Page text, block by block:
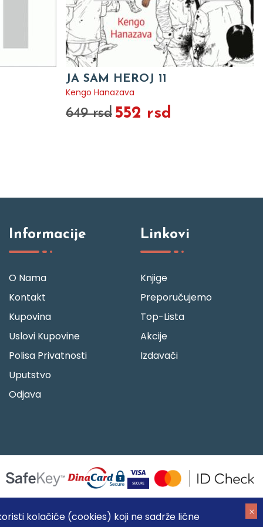
kolačiće (cookies) koji ne sadrže lične
JA SAM HEROJ 11
Kengo Hanazava
649 rsd 552 rsd
Informacije
O Nama
Kontakt
Kupovina
Uslovi Kupovine
Polisa Privatnosti
Uputstvo
Odjava
Linkovi
Knjige
Preporučujemo
Top-Lista
Akcije
Izdavači